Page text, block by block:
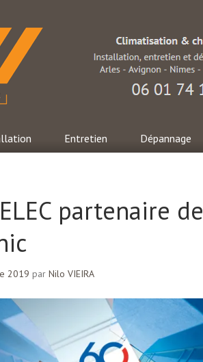
Entretien Dépannage
partenaire de
2019 par Nilo VIEIRA